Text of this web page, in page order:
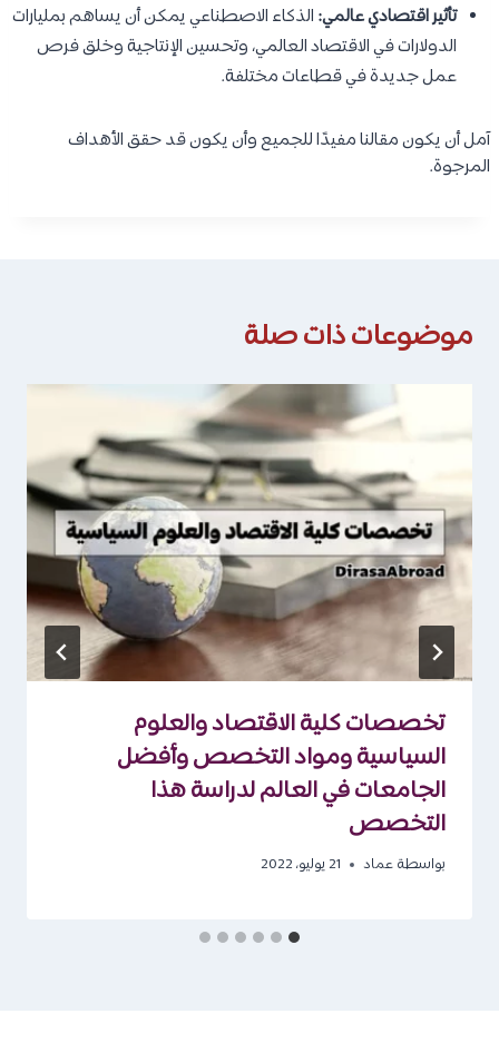
تأثير اقتصادي عالمي: الذكاء الاصطناعي يمكن أن يساهم بمليارات
الدولارات في الاقتصاد العالمي، وتحسين الإنتاجية وخلق فرص
عمل جديدة في قطاعات مختلفة.
آمل أن يكون مقالنا مفيدًا للجميع وأن يكون قد حقق الأهداف
المرجوة.
موضوعات ذات صلة
تخصصات كلية الاقتصاد والعلوم
السياسية ومواد التخصص وأفضل
الجامعات في العالم لدراسة هذا
التخصص
بواسطة عماد 21 يوليو، 2022